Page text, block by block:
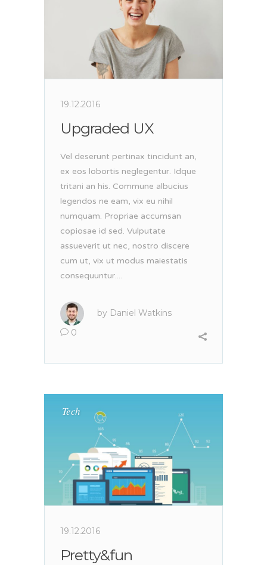
19.12.2016
Upgraded UX
Vel deserunt pertinax tincidunt an,
ex eos lobortis neglegentur. Idque
tritani an his. Commune albucius
legendos ne eam, vix eu nihil
numquam. Propriae accumsan
copiosae id sed. Vulputate
assueverit ut nec, nostro discere
cum ut, vix ut modus maiestatis
consequuntur....
by Daniel Watkins
0
Tech
19.12.2016
Pretty&fun